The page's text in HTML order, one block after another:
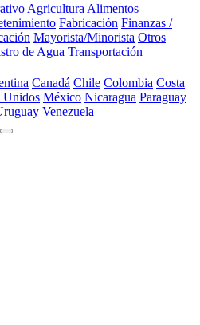
Agricultura Alimentos
Fabricación Finanzas /
Mayorista/Minorista Otros
de Agua Transportación
Canadá Chile Colombia Costa
Unidos México Nicaragua Paraguay
Venezuela